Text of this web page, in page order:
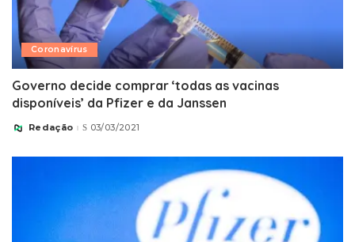
Coronavírus
Governo decide comprar ‘todas as vacinas
disponíveis’ da Pfizer e da Janssen
Posted
Redação 03/03/2021